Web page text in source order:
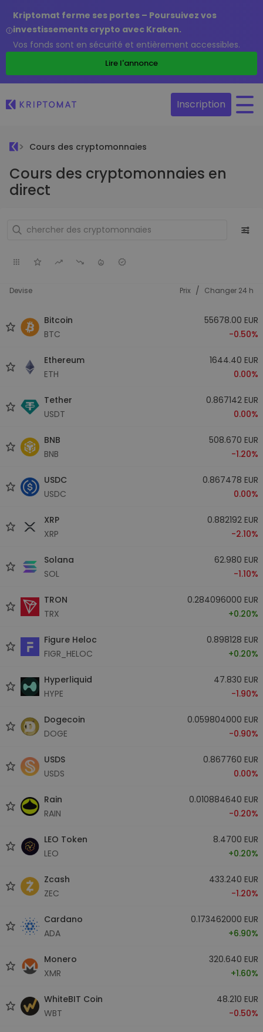
Kriptomat ferme ses portes – Poursuivez vos
investissements crypto avec Kraken.
Vos fonds sont en sécurité et entièrement accessibles.
Lire l'annonce
Inscription
Cours des cryptomonnaies
Cours des cryptomonnaies en
direct
Devise Prix / Changer 24 h
Bitcoin
BTC
55678.00 EUR
-0.50%
Ethereum
ETH
1644.40 EUR
0.00%
Tether
USDT
0.867142 EUR
0.00%
BNB
BNB
508.670 EUR
-1.20%
USDC
USDC
0.867478 EUR
0.00%
XRP
XRP
0.882192 EUR
-2.10%
Solana
SOL
62.980 EUR
-1.10%
TRON
TRX
0.284096000 EUR
+0.20%
Figure Heloc
FIGR_HELOC
0.898128 EUR
+0.20%
Hyperliquid
HYPE
47.830 EUR
-1.90%
Dogecoin
DOGE
0.059804000 EUR
-0.90%
USDS
USDS
0.867760 EUR
0.00%
Rain
RAIN
0.010884640 EUR
-0.20%
LEO Token
LEO
8.4700 EUR
+0.20%
Zcash
ZEC
433.240 EUR
-1.20%
Cardano
ADA
0.173462000 EUR
+6.90%
Monero
XMR
320.640 EUR
+1.60%
WhiteBIT Coin
WBT
48.210 EUR
-0.50%